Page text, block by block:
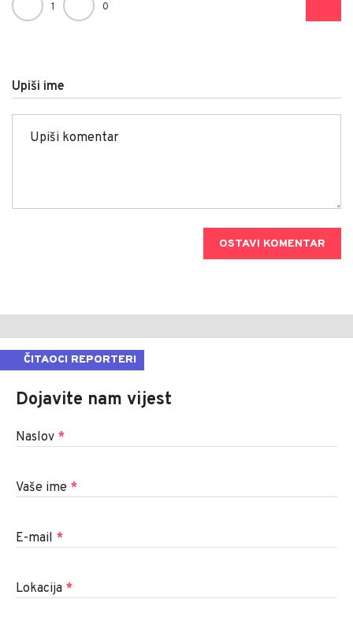
1 0
Upiši ime
OSTAVI KOMENTAR
ČITAOCI REPORTERI
Dojavite nam vijest
Naslov *
Vaše ime *
E-mail *
Lokacija *